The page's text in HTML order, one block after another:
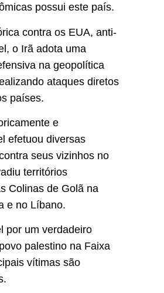
possui este país.
contra os EUA, anti-
o Irã adota uma
na geopolítica
ataques diretos
países.
e
efetuou diversas
seus vizinhos no
territórios
Colinas de Golã na
e no Líbano.
por um verdadeiro
palestino na Faixa
vítimas são